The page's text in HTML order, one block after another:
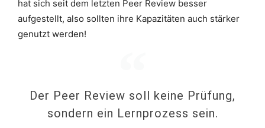
hat sich seit dem letzten Peer Review besser
aufgestellt, also sollten ihre Kapazitäten auch stärker
genutzt werden!
Der Peer Review soll keine Prüfung,
sondern ein Lernprozess sein.